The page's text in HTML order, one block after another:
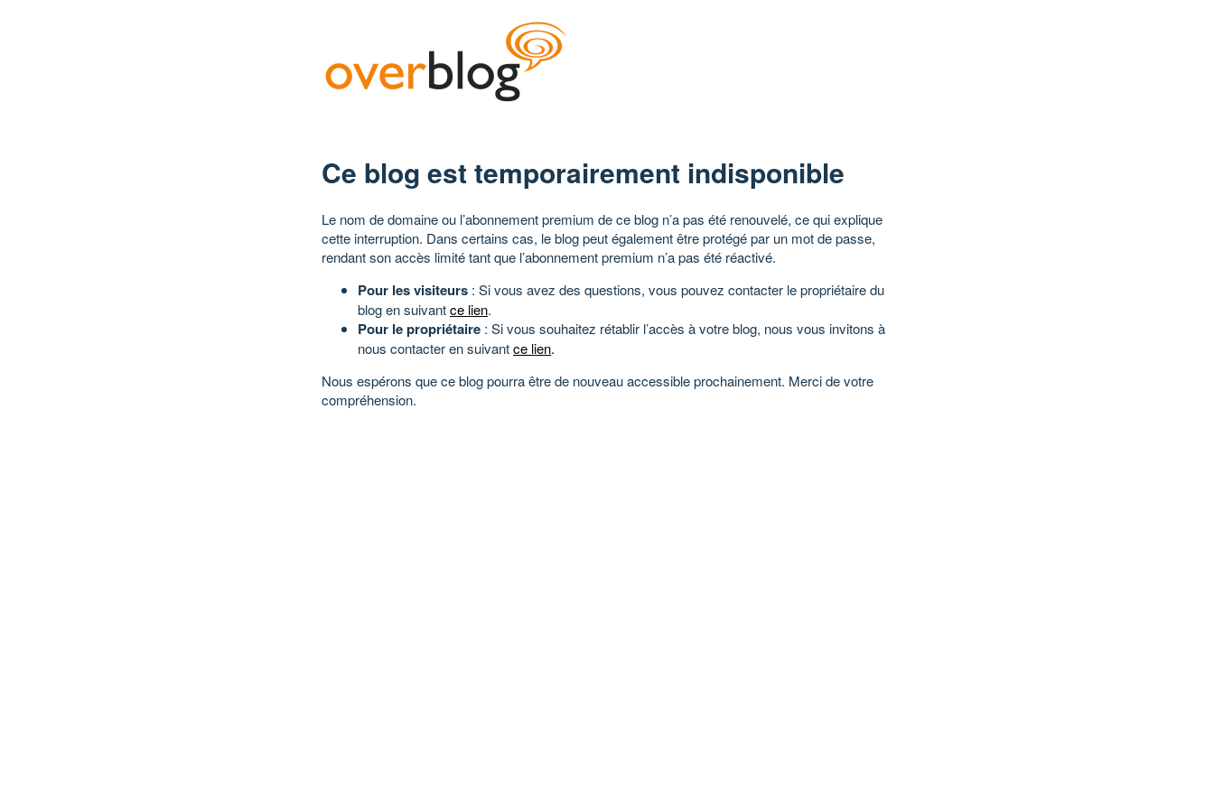
Ce blog est temporairement indisponible
Le nom de domaine ou l’abonnement premium de ce blog n’a pas été renouvelé, ce qui explique
cette interruption. Dans certains cas, le blog peut également être protégé par un mot de passe,
rendant son accès limité tant que l’abonnement premium n’a pas été réactivé.
Pour les visiteurs : Si vous avez des questions, vous pouvez contacter le propriétaire du
blog en suivantce lien.
Pour le propriétaire : Si vous souhaitez rétablir l’accès à votre blog, nous vous invitons à
nous contacter en suivantce lien.
Nous espérons que ce blog pourra être de nouveau accessible prochainement. Merci de votre
compréhension.